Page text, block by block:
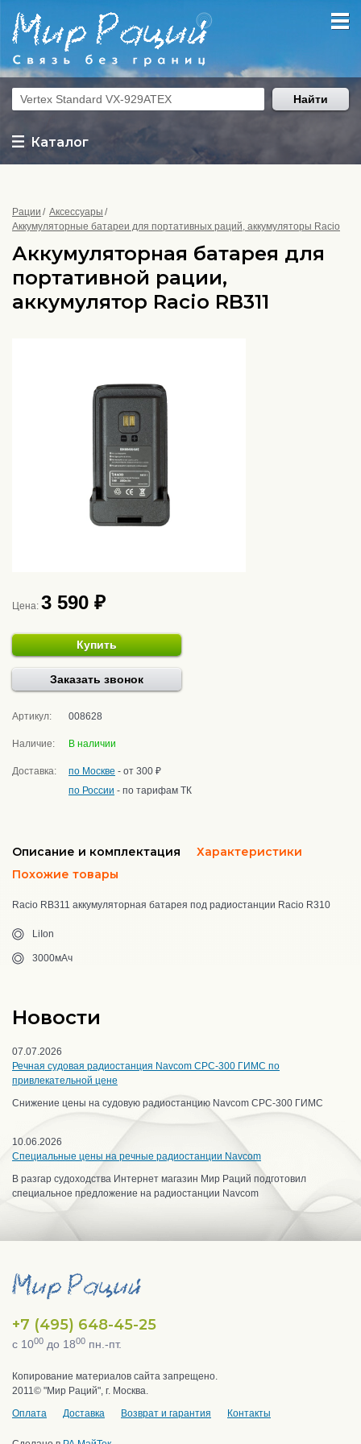
Каталог
Найти
Рации
Аксессуары
Аккумуляторные батареи для портативных раций, аккумуляторы Racio
Аккумуляторная батарея для
портативной рации,
аккумулятор Racio RB311
Цена: 3 590 ₽
Купить
Заказать звонок
Артикул: 008628
Наличие: В наличии
Доставка: по Москве - от 300 ₽
по России - по тарифам ТК
Описание и комплектация
Характеристики
Похожие товары
Racio RB311 аккумуляторная батарея под радиостанции Racio R310
LiIon
3000мАч
Новости
07.07.2026
Речная судовая радиостанция Navcom CPC-300 ГИМС по
привлекательной цене
Снижение цены на судовую радиостанцию Navcom CPC-300 ГИМС
10.06.2026
Специальные цены на речные радиостанции Navcom
В разгар судоходства Интернет магазин Мир Раций подготовил
специальное предложение на радиостанции Navcom
+7 (495) 648-45-25
с 1000 до 1800 пн.-пт.
Копирование материалов сайта запрещено.
2011© "Мир Раций", г. Москва.
Оплата
Доставка Возврат и гарантия Контакты